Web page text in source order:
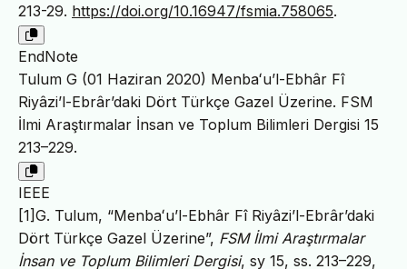
213-29. https://doi.org/10.16947/fsmia.758065.
EndNote
Tulum G (01 Haziran 2020) Menbaʻu’l-Ebhâr Fî
Riyâzi’l-Ebrâr’daki Dört Türkçe Gazel Üzerine. FSM
İlmi Araştırmalar İnsan ve Toplum Bilimleri Dergisi 15
213–229.
IEEE
[1]G. Tulum, “Menbaʻu’l-Ebhâr Fî Riyâzi’l-Ebrâr’daki
Dört Türkçe Gazel Üzerine”, FSM İlmi Araştırmalar
İnsan ve Toplum Bilimleri Dergisi, sy 15, ss. 213–229,